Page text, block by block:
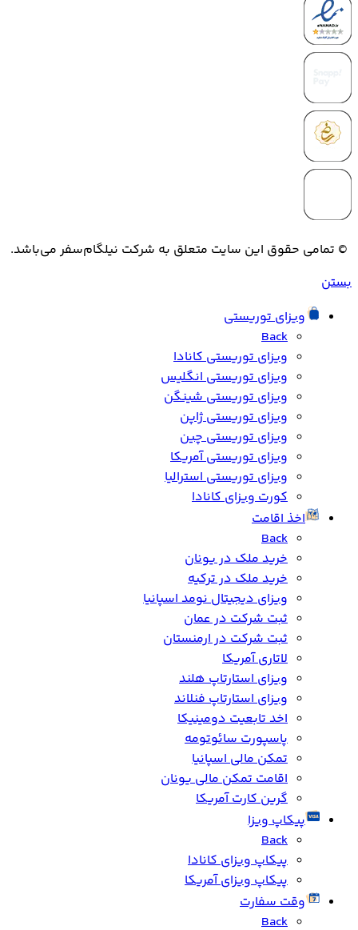
© تمامی حقوق این سایت متعلق به شرکت نیلگام‌سفر می‌باشد.
بستن
ویزای توریستی
Back
ویزای توریستی کانادا
ویزای توریستی انگلیس
ویزای توریستی شینگن
ویزای توریستی ژاپن
ویزای توریستی چین
ویزای توریستی آمریکا
ویزای توریستی استرالیا
کورت ویزای کانادا
اخذ اقامت
Back
خرید ملک در یونان
خرید ملک در ترکیه
ویزای دیجیتال نومد اسپانیا
ثبت شرکت در عمان
ثبت شرکت در ارمنستان
لاتاری آمریکا
ویزای استارتاپ هلند
ویزای استارتاپ فنلاند
اخد تابعیت دومینیکا
پاسپورت سائوتومه
تمکن مالی اسپانیا
اقامت تمکن مالی یونان
گرین کارت آمریکا
پیکاپ ویزا
Back
پیکاپ ویزای کانادا
پیکاپ ویزای آمریکا
وقت سفارت
Back